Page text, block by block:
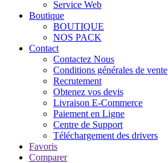
Service Web
Boutique
BOUTIQUE
NOS PACK
Contact
Contactez Nous
Conditions générales de vente
Recrutement
Obtenez vos devis
Livraison E-Commerce
Paiement en Ligne
Centre de Support
Téléchargement des drivers
Favoris
Comparer